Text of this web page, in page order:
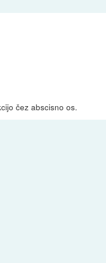
čez abscisno os.